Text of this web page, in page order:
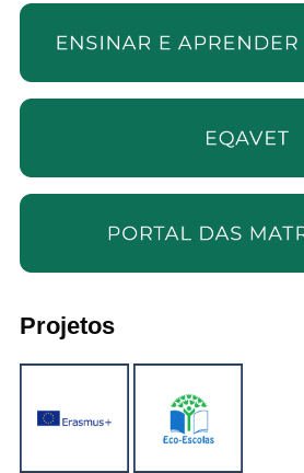
Projetos